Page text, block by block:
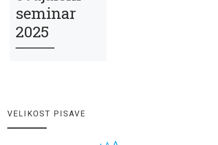
seminar
2025
VELIKOST PISAVE
Decrease font size.